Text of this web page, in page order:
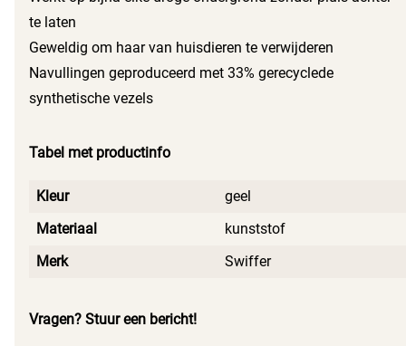
te laten
Geweldig om haar van huisdieren te verwijderen
Navullingen geproduceerd met 33% gerecyclede
synthetische vezels
Tabel met productinfo
Kleur
geel
Materiaal
kunststof
Merk
Swiffer
Vragen? Stuur een bericht!